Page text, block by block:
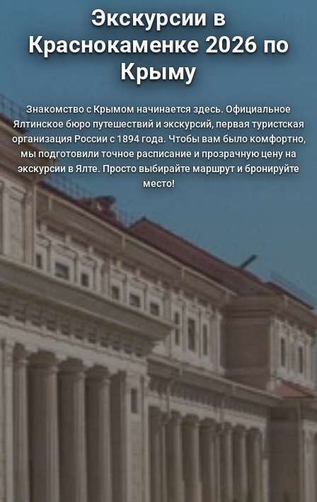
Экскурсии в
Краснокаменке 2026 по
Крыму
Знакомство с Крымом начинается здесь. Официальное
Ялтинское бюро путешествий и экскурсий, первая туристская
организация России с 1894 года. Чтобы вам было комфортно,
мы подготовили точное расписание и прозрачную цену на
экскурсии в Ялте. Просто выбирайте маршрут и бронируйте
место!